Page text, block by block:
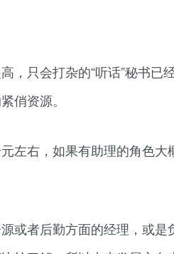
，只会打杂的“听话”秘书
俏资源。
左右，如果有助理的角色
或者后勤方面的经理，或